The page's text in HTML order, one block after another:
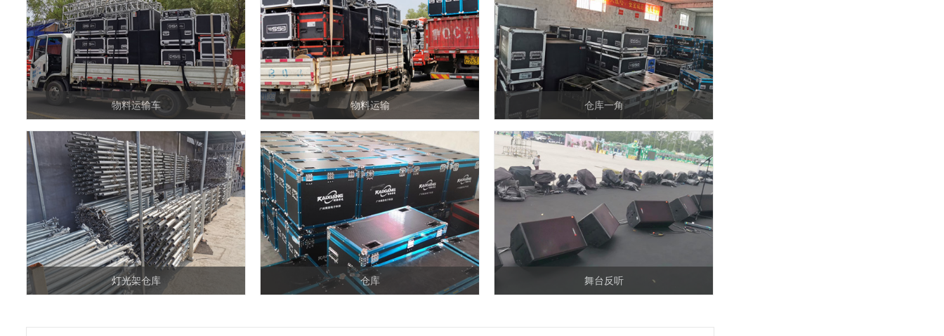
物料运输车 物料运输 仓库一角
灯光架仓库 仓库 舞台反听